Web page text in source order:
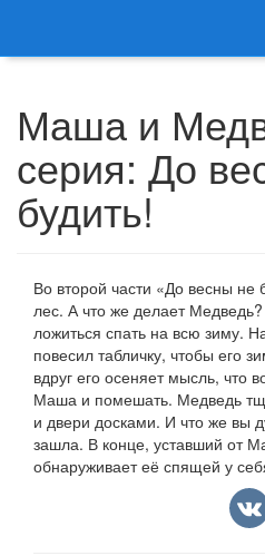
Маша и
серия: До
будить!
Во второй части «До весны
лес. А что же делает
ложиться спать на всю зиму.
повесил табличку, чтобы его
вдруг его осеняет мысль, что
Маша и помешать. Медведь
и двери досками. И что же вы
зашла. В конце, уставший от
обнаруживает её спящей у